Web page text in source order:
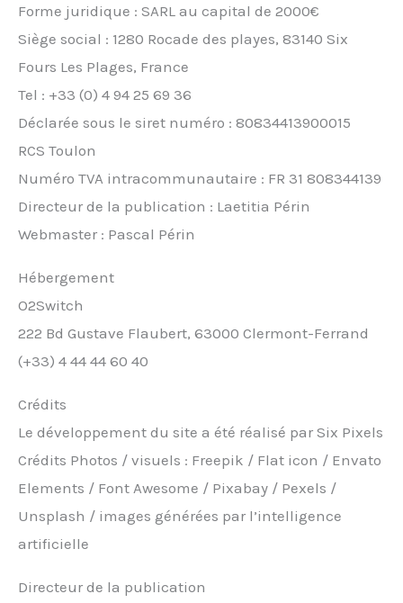
Forme juridique : SARL au capital de 2000€
Siège social : 1280 Rocade des playes, 83140 Six
Fours Les Plages, France
Tel : +33 (0) 4 94 25 69 36
Déclarée sous le siret numéro : 80834413900015
RCS Toulon
Numéro TVA intracommunautaire : FR 31 808344139
Directeur de la publication : Laetitia Périn
Webmaster : Pascal Périn
Hébergement
O2Switch
222 Bd Gustave Flaubert, 63000 Clermont-Ferrand
(+33) 4 44 44 60 40
Crédits
Le développement du site a été réalisé par Six Pixels
Crédits Photos / visuels : Freepik / Flat icon / Envato
Elements / Font Awesome / Pixabay / Pexels /
Unsplash / images générées par l’intelligence
artificielle
Directeur de la publication